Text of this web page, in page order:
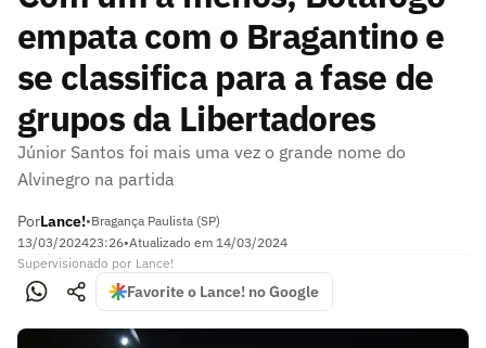
empata com o Bragantino e
se classifica para a fase de
grupos da Libertadores
Júnior Santos foi mais uma vez o grande nome do
Alvinegro na partida
PorLance!•Bragança Paulista (SP)
13/03/202423:26•Atualizado em 14/03/2024
Supervisionado por Lance!
Favorite o Lance! no Google